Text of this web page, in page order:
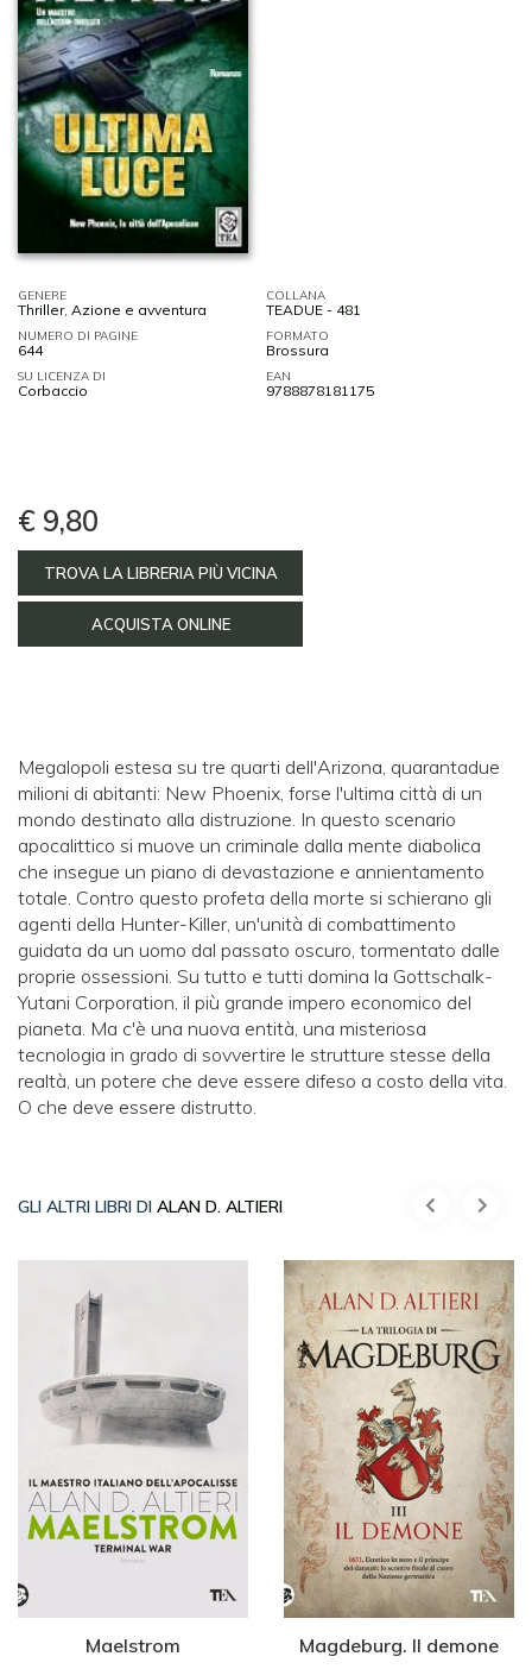
GENERE
Thriller, Azione e avventura
COLLANA
TEADUE - 481
NUMERO DI PAGINE
644
FORMATO
Brossura
SU LICENZA DI
Corbaccio
EAN
9788878181175
€ 9,80
TROVA LA LIBRERIA PIÙ VICINA
ACQUISTA ONLINE
Megalopoli estesa su tre quarti dell'Arizona, quarantadue
milioni di abitanti: New Phoenix, forse l'ultima città di un
mondo destinato alla distruzione. In questo scenario
apocalittico si muove un criminale dalla mente diabolica
che insegue un piano di devastazione e annientamento
totale. Contro questo profeta della morte si schierano gli
agenti della Hunter-Killer, un'unità di combattimento
guidata da un uomo dal passato oscuro, tormentato dalle
proprie ossessioni. Su tutto e tutti domina la Gottschalk-
Yutani Corporation, il più grande impero economico del
pianeta. Ma c'è una nuova entità, una misteriosa
tecnologia in grado di sovvertire le strutture stesse della
realtà, un potere che deve essere difeso a costo della vita.
O che deve essere distrutto.
GLI ALTRI LIBRI DI ALAN D. ALTIERI
Maelstrom Magdeburg. Il demone